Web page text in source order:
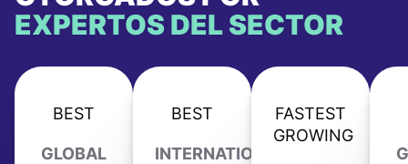
EXPERTOS DEL SECTOR
BEST
GLOBAL
BEST
INTERNATIONAL
FASTEST
GROWING